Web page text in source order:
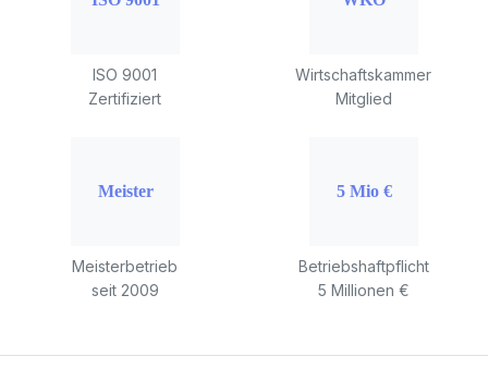
ISO 9001
Zertifiziert
Wirtschaftskammer
Mitglied
Meisterbetrieb
seit 2009
Betriebshaftpflicht
5 Millionen €